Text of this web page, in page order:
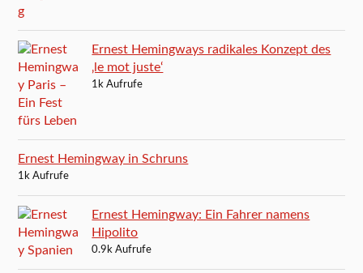
Ernest Hemingways radikales Konzept des
‚le mot juste‘
1k Aufrufe
Ernest Hemingway in Schruns
1k Aufrufe
Ernest Hemingway: Ein Fahrer namens
Hipolito
0.9k Aufrufe